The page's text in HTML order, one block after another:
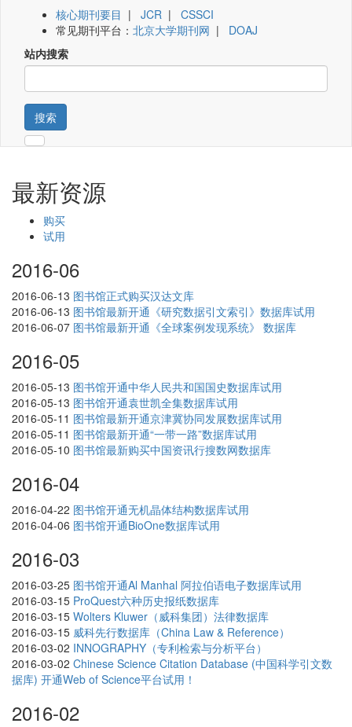
核心期刊要目 | JCR | CSSCI
常见期刊平台： 北京大学期刊网 | DOAJ
站内搜索
搜索
最新资源
购买
试用
2016-06
2016-06-13 图书馆正式购买汉达文库
2016-06-13 图书馆最新开通《研究数据引文索引》数据库试用
2016-06-07 图书馆最新开通《全球案例发现系统》 数据库
2016-05
2016-05-13 图书馆开通中华人民共和国国史数据库试用
2016-05-13 图书馆开通袁世凯全集数据库试用
2016-05-11 图书馆最新开通京津冀协同发展数据库试用
2016-05-11 图书馆最新开通“一带一路”数据库试用
2016-05-10 图书馆最新购买中国资讯行搜数网数据库
2016-04
2016-04-22 图书馆开通无机晶体结构数据库试用
2016-04-06 图书馆开通BioOne数据库试用
2016-03
2016-03-25 图书馆开通Al Manhal 阿拉伯语电子数据库试用
2016-03-15 ProQuest六种历史报纸数据库
2016-03-15 Wolters Kluwer（威科集团）法律数据库
2016-03-15 威科先行数据库（China Law & Reference）
2016-03-02 INNOGRAPHY（专利检索与分析平台）
2016-03-02 Chinese Science Citation Database (中国科学引文数
据库) 开通Web of Science平台试用！
2016-02